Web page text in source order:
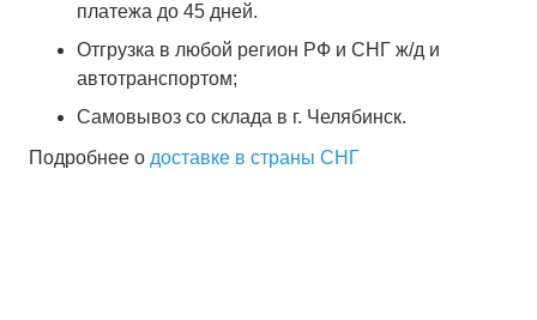
платежа до 45 дней.
Отгрузка в любой регион РФ и СНГ ж/д и
автотранспортом;
Самовывоз со склада в г. Челябинск.
Подробнее о доставке в страны СНГ